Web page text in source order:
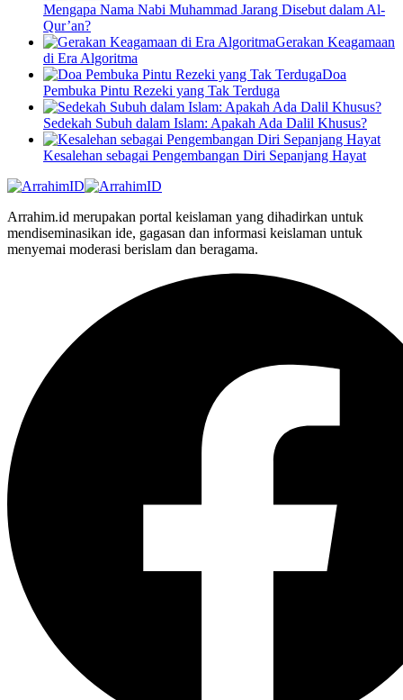
Mengapa Nama Nabi Muhammad Jarang Disebut dalam Al-
Qur’an?
Gerakan Keagamaan
di Era Algoritma
Doa
Pembuka Pintu Rezeki yang Tak Terduga
Sedekah Subuh dalam Islam: Apakah Ada Dalil Khusus?
Kesalehan sebagai Pengembangan Diri Sepanjang Hayat
Arrahim.id merupakan portal keislaman yang dihadirkan untuk
mendiseminasikan ide, gagasan dan informasi keislaman untuk
menyemai moderasi berislam dan beragama.